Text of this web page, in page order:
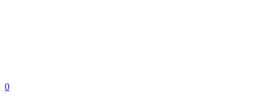
0